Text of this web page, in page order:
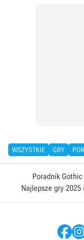
WSZYSTKIE GRY
Poradnik Gothic
Najlepsze gry 2025